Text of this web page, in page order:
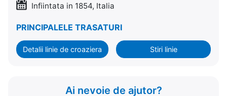
Infiintata in 1854, Italia
PRINCIPALELE TRASATURI
Detalii linie de croaziera Stiri linie
Ai nevoie de ajutor?